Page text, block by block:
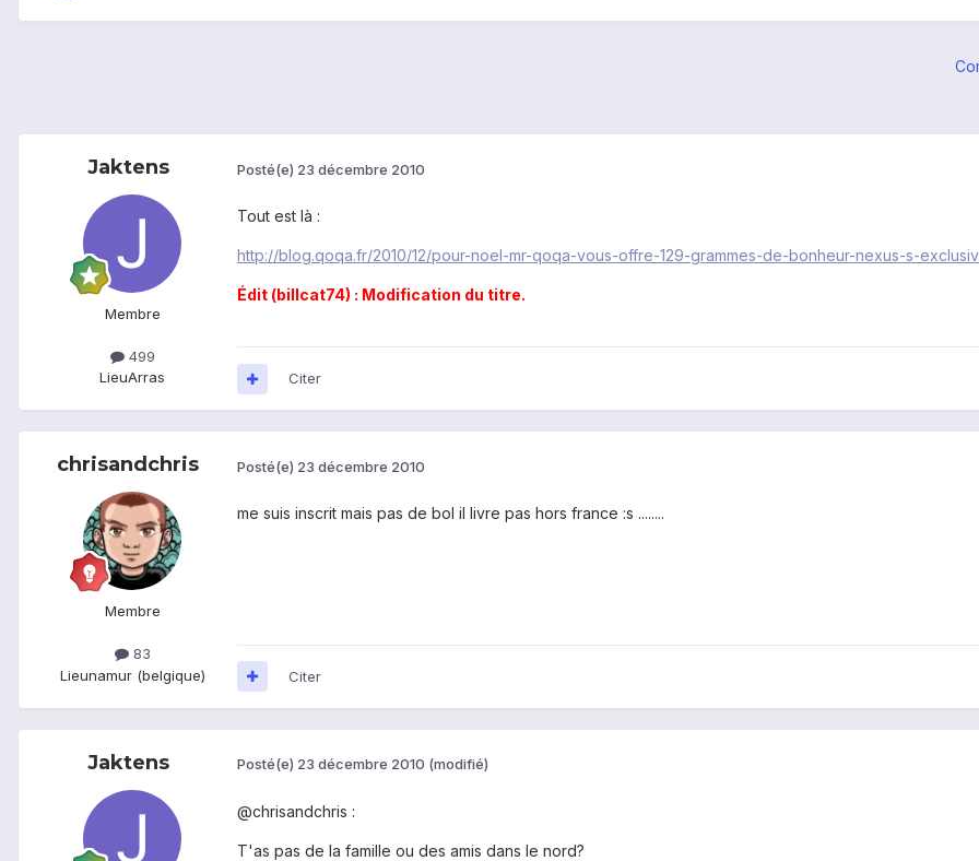
Jaktens
Membre
499
LieuArras
Posté(e) 23 décembre 2010
Tout est là :
http://blog.qoqa.fr/2010/12/pour-noel-mr-qoqa-vous-offre-129-grammes-de-bonheur-nexus-s-
Édit (billcat74) : Modification du titre.
Citer
chrisandchris
Membre
83
Lieunamur (belgique)
Posté(e) 23 décembre 2010
me suis inscrit mais pas de bol il livre pas hors france :s ........
Citer
Jaktens Posté(e) 23 décembre 2010 (modifié)
@chrisandchris :
T'as pas de la famille ou des amis dans le nord?